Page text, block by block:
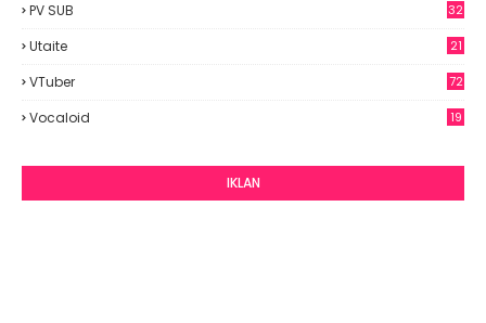
PV SUB 32
Utaite 21
VTuber 72
Vocaloid 19
IKLAN